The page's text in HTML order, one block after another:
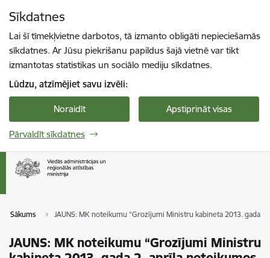
Sīkdatnes
Lai šī tīmekļvietne darbotos, tā izmanto obligāti nepieciešamās
sīkdatnes. Ar Jūsu piekrišanu papildus šajā vietnē var tikt
izmantotas statistikas un sociālo mediju sīkdatnes.
Lūdzu, atzīmējiet savu izvēli:
Noraidīt Apstiprināt visas
Pārvaldīt sīkdatnes
Sākums JAUNS: MK noteikumu “Grozījumi Ministru kabineta 2013. gada
JAUNS: MK noteikumu “Grozījumi Ministru